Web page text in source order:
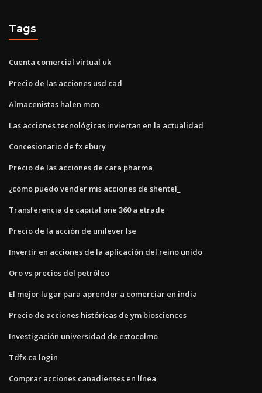
Tags
Cuenta comercial virtual uk
Precio de las acciones usd cad
Almacenistas halen mon
Las acciones tecnológicas inviertan en la actualidad
Concesionario de fx ebury
Precio de las acciones de cara pharma
¿cómo puedo vender mis acciones de shentel_
Transferencia de capital one 360 ​​a etrade
Precio de la acción de unilever lse
Invertir en acciones de la aplicación del reino unido
Oro vs precios del petróleo
El mejor lugar para aprender a comerciar en india
Precio de acciones históricas de ym biosciences
Investigación universidad de estocolmo
Tdfx.ca login
Comprar acciones canadienses en línea